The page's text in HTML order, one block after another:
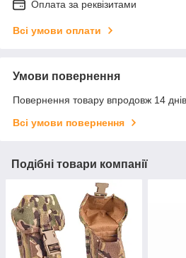
Оплата за реквізитами
Всі умови оплати
Умови повернення
Повернення товару впродовж 14
Всі умови повернення
Подібні товари компанії